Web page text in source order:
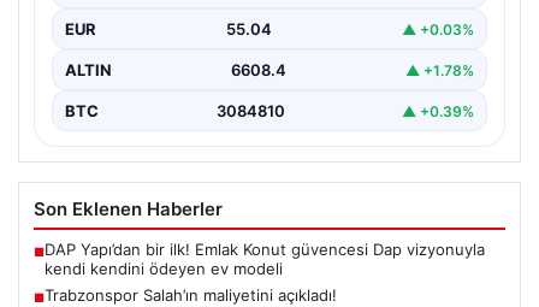
EUR 55.04 ▲ +0.03%
ALTIN 6608.4 ▲ +1.78%
BTC 3084810 ▲ +0.39%
Son Eklenen Haberler
■DAP Yapı’dan bir ilk! Emlak Konut güvencesi Dap vizyonuyla
kendi kendini ödeyen ev modeli
■Trabzonspor Salah’ın maliyetini açıkladı!